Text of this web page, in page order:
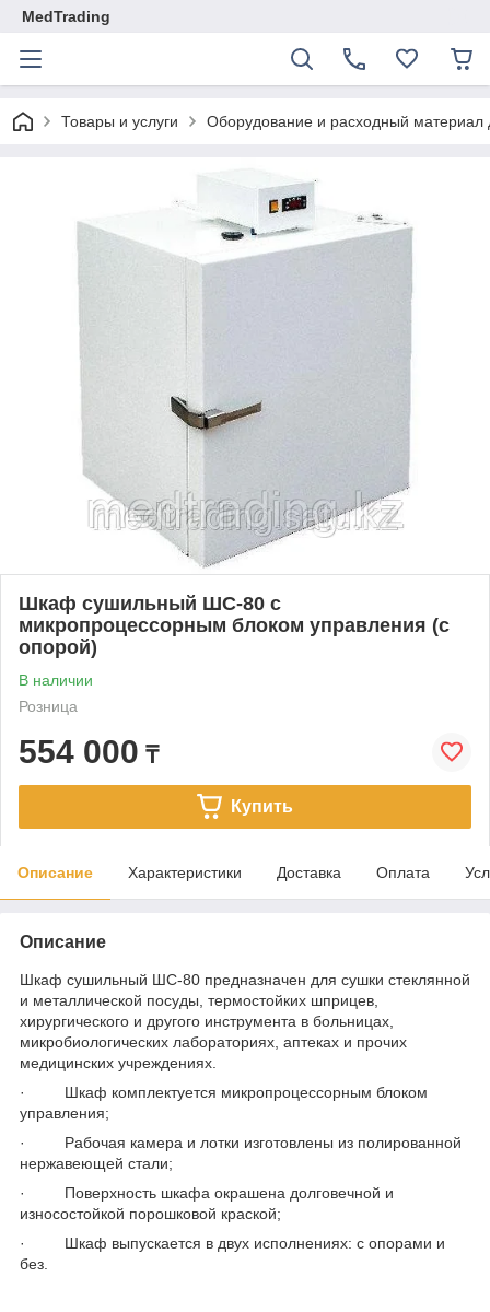
MedTrading
Товары и услуги Оборудование и расходный материал
Шкаф сушильный ШС-80 с
микропроцессорным блоком управления (с
опорой)
В наличии
Розница
554 000 ₸
Купить
Описание Характеристики Доставка Оплата
Описание
Шкаф сушильный ШС-80 предназначен для сушки стеклянной
и металлической посуды, термостойких шприцев,
хирургического и другого инструмента в больницах,
микробиологических лабораториях, аптеках и прочих
медицинских учреждениях.
· Шкаф комплектуется микропроцессорным блоком
управления;
· Рабочая камера и лотки изготовлены из полированной
нержавеющей стали;
· Поверхность шкафа окрашена долговечной и
износостойкой порошковой краской;
· Шкаф выпускается в двух исполнениях: с опорами и
без.